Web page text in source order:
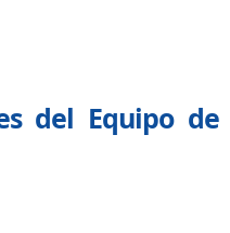
del Equipo de